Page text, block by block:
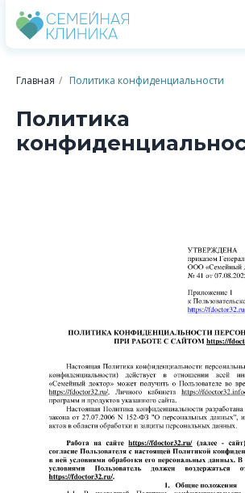
Главная / Политика конфиденциальности
Политика